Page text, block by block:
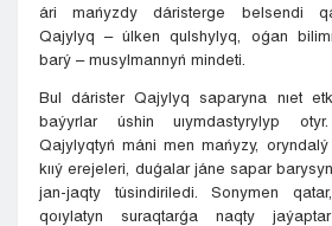
ári mańyzdy dáristerge belsendi
Qajylyq – úlken qulshylyq, oǵan
barý – musylmannyń mindeti.
Bul dárister Qajylyq saparyna nıet
baýyrlar úshin uıymdastyrylyp
Qajylyqtyń máni men mańyzy, oryndalý
kııý erejeleri, duǵalar jáne sapar
jan-jaqty túsindiriledi. Sonymen
qoıylatyn suraqtarǵa naqty